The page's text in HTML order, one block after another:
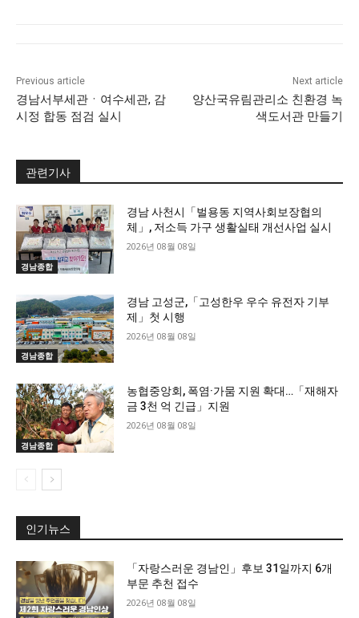
Previous article
경남서부세관ㆍ여수세관, 감
시정 합동 점검 실시
Next article
양산국유림관리소 친환경 녹
색도서관 만들기
관련기사
경남종합
경남 사천시「벌용동 지역사회보장협의
체」, 저소득 가구 생활실태 개선사업 실시
2026년 08월 08일
경남종합
경남 고성군,「고성한우 우수 유전자 기부
제」첫 시행
2026년 08월 08일
경남종합
농협중앙회, 폭염·가뭄 지원 확대…「재해자
금 3천 억 긴급」지원
2026년 08월 08일
인기뉴스
「자랑스러운 경남인」후보 31일까지 6개
부문 추천 접수
2026년 08월 08일